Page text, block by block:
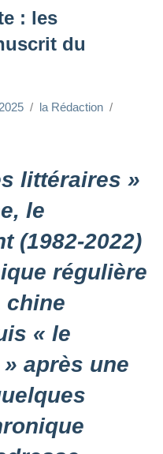
: les
du
la Rédaction
littéraires »
le
(1982-2022)
régulière
chine
« le
après une